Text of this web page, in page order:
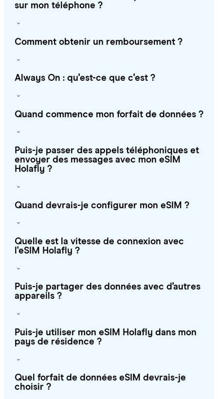
sur mon téléphone ?
Comment obtenir un remboursement ?
Always On : qu'est-ce que c'est ?
Quand commence mon forfait de données ?
Puis-je passer des appels téléphoniques et
envoyer des messages avec mon eSIM
Holafly ?
Quand devrais-je configurer mon eSIM ?
Quelle est la vitesse de connexion avec
l'eSIM Holafly ?
Puis-je partager des données avec d'autres
appareils ?
Puis-je utiliser mon eSIM Holafly dans mon
pays de résidence ?
Quel forfait de données eSIM devrais-je
choisir ?